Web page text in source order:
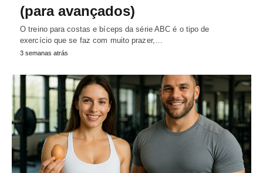
(para avançados)
O treino para costas e bíceps da série ABC é o tipo de
exercício que se faz com muito prazer,…
3 semanas atrás